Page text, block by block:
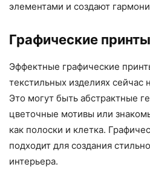
элементами и создают
Графические
Эффектные графические
текстильных изделиях сейчас
Это могут быть абстрактные
цветочные мотивы или
как полоски и клетка.
подходит для создания
интерьера.